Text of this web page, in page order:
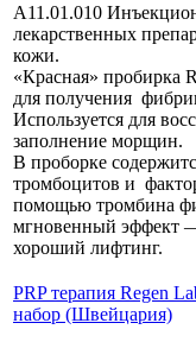
А11.01.010
лекарственных
кожи.
«Красная» пробирка
для получения
Используется для
заполнение морщин.
В проборке
тромбоцитов и
помощью тромбина
мгновенный эффект
хороший лифтинг.
PRP терапия Regen
набор (Швейцария)